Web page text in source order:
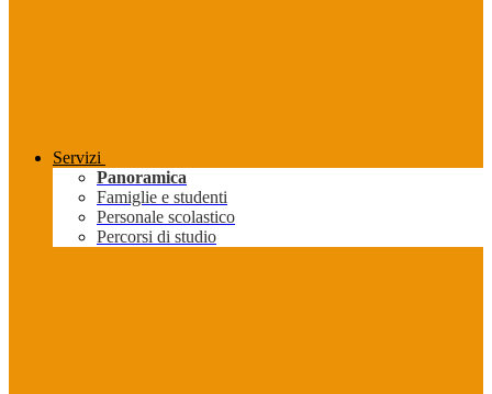
Servizi
Panoramica
Famiglie e studenti
Personale scolastico
Percorsi di studio